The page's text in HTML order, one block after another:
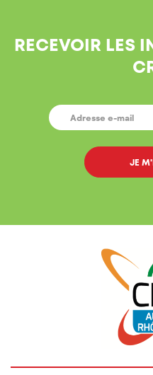
RECEVOIR LES
E-
MAIL *